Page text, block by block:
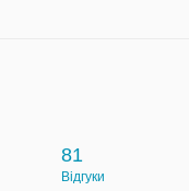
81
Відгуки